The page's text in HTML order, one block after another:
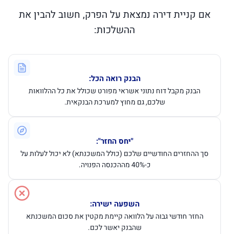
אם קניית דירה נמצאת על הפרק, חשוב להבין את
ההשלכות:
הבנק רואה הכל:
הבנק מקבל דוח נתוני אשראי מפורט שכולל את כל ההלוואות
שלכם, גם מחוץ למערכת הבנקאית.
"יחס החזר":
סך ההחזרים החודשיים שלכם (כולל המשכנתא) לא יכול לעלות על
כ-40% מההכנסה הפנויה.
השפעה ישירה:
החזר חודשי גבוה על הלוואה קיימת מקטין את סכום המשכנתא
שהבנק יאשר לכם.